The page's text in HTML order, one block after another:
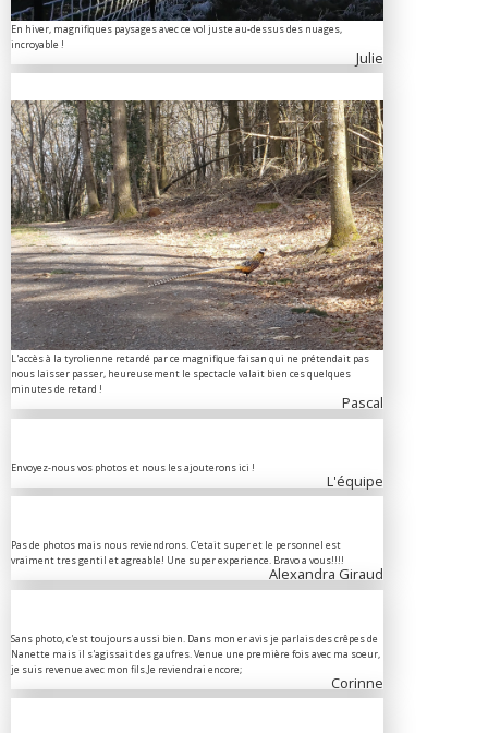
En hiver, magnifiques paysages avec ce vol juste au-dessus des nuages,
incroyable !
Julie
L'accès à la tyrolienne retardé par ce magnifique faisan qui ne prétendait pas
nous laisser passer, heureusement le spectacle valait bien ces quelques
minutes de retard !
Pascal
Envoyez-nous vos photos et nous les ajouterons ici !
L'équipe
Pas de photos mais nous reviendrons. C'etait super et le personnel est
vraiment tres gentil et agreable! Une super experience. Bravo a vous!!!!
Alexandra Giraud
Sans photo, c'est toujours aussi bien. Dans mon er avis je parlais des crêpes de
Nanette mais il s'agissait des gaufres. Venue une première fois avec ma soeur,
je suis revenue avec mon fils.Je reviendrai encore;
Corinne